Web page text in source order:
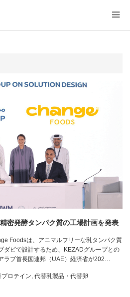
密発酵タンパク質の工場計画を発表
Foodsは、アニマルフリーな乳タンパク質
ダビで設計するため、KEZADグループとの
ラブ首長国連邦（UAE）経済省が202…
プロテイン, 代替乳製品・代替卵